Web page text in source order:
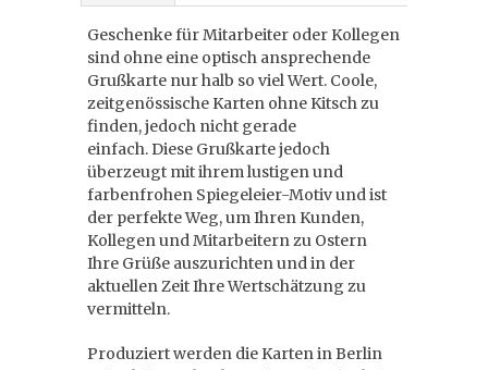
Geschenke für Mitarbeiter oder Kollegen
sind ohne eine optisch ansprechende
Grußkarte nur halb so viel Wert. Coole,
zeitgenössische Karten ohne Kitsch zu
finden, jedoch nicht gerade
einfach. Diese Grußkarte jedoch
überzeugt mit ihrem lustigen und
farbenfrohen Spiegeleier-Motiv und ist
der perfekte Weg, um Ihren Kunden,
Kollegen und Mitarbeitern zu Ostern
Ihre Grüße auszurichten und in der
aktuellen Zeit Ihre Wertschätzung zu
vermitteln.
Produziert werden die Karten in Berlin